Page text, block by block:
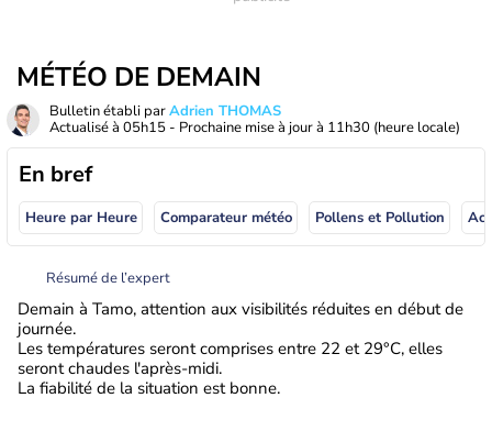
MÉTÉO DE DEMAIN
Bulletin établi parAdrien THOMAS
Actualisé à 05h15 - Prochaine mise à jour à 11h30 (heure locale)
En bref
Heure par Heure Comparateur météo Pollens et Pollution
Résumé de l’expert
Demain à Tamo, attention aux visibilités réduites en début de
journée.
Les températures seront comprises entre 22 et 29°C, elles
seront chaudes l'après-midi.
La fiabilité de la situation est bonne.